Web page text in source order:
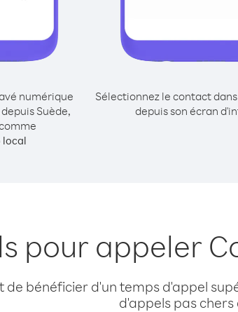
numérique
Suède,
local
Sélectionnez le contact
depuis son écran
pour appeler
de bénéficier d'un temps d'appel
d'appels pas chers